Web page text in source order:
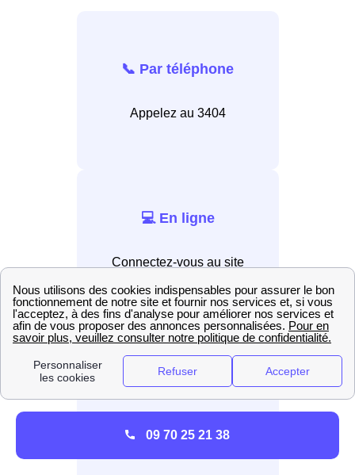
📞 Par téléphone
Appelez au 3404
💻 En ligne
Connectez-vous au site
📲 Par application
Moi.
09 70 25 21 38